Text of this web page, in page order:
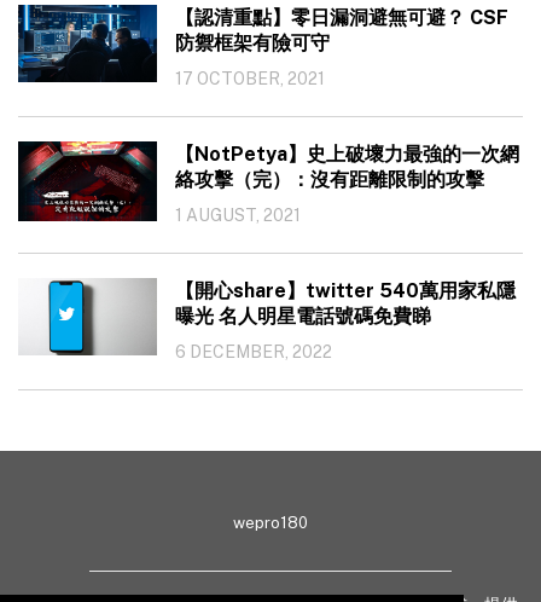
【認清重點】零日漏洞避無可避？ CSF
防禦框架有險可守
17 OCTOBER, 2021
【NotPetya】史上破壞力最強的一次網
絡攻擊（完）：沒有距離限制的攻擊
1 AUGUST, 2021
【開心share】twitter 540萬用家私隱
曝光 名人明星電話號碼免費睇
6 DECEMBER, 2022
wepro180